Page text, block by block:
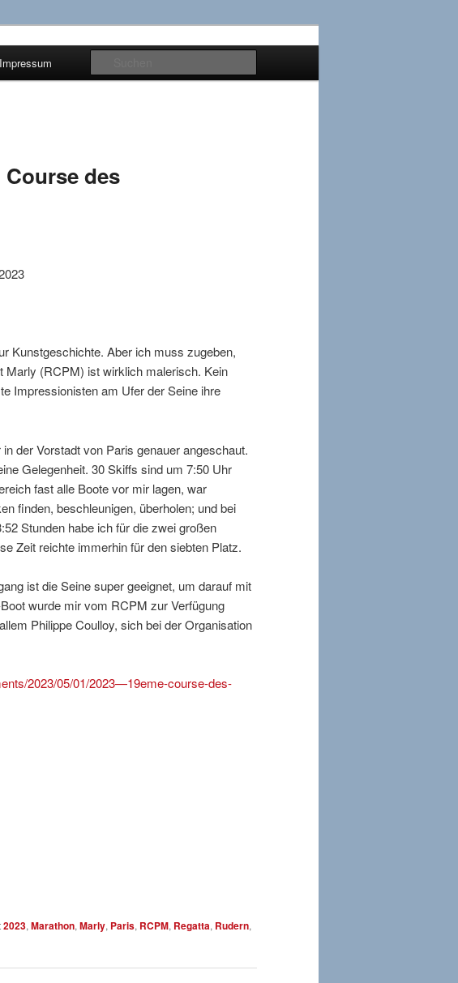
Impressum
des
Kunstgeschichte. Aber ich muss zugeben,
Marly (RCPM) ist wirklich malerisch. Kein
Impressionisten am Ufer der Seine ihre
der Vorstadt von Paris genauer angeschaut.
Gelegenheit. 30 Skiffs sind um 7:50 Uhr
fast alle Boote vor mir lagen, war
finden, beschleunigen, überholen; und bei
Stunden habe ich für die zwei großen
Zeit reichte immerhin für den siebten Platz.
ist die Seine super geeignet, um darauf mit
wurde mir vom RCPM zur Verfügung
Philippe Coulloy, sich bei der Organisation
2023/05/01/2023—19eme-course-des-
2023, Marathon, Marly, Paris, RCPM, Regatta, Rudern,